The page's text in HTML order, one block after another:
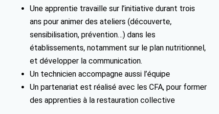
Une apprentie travaille sur l’initiative durant trois
ans pour animer des ateliers (découverte,
sensibilisation, prévention…) dans les
établissements, notamment sur le plan nutritionnel,
et développer la communication.
Un technicien accompagne aussi l’équipe
Un partenariat est réalisé avec les CFA, pour former
des apprenties à la restauration collective